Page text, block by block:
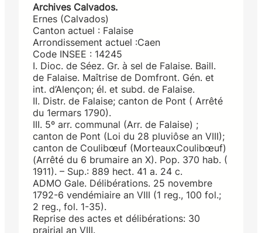
Archives Calvados.
Ernes (Calvados)
Canton actuel : Falaise
Arrondissement actuel :Caen
Code INSEE : 14245
I. Dioc. de Séez. Gr. à sel de Falaise. Baill.
de Falaise. Maîtrise de Domfront. Gén. et
int. d’Alençon; él. et subd. de Falaise.
II. Distr. de Falaise; canton de Pont ( Arrêté
du 1ermars 1790).
III. 5º arr. communal (Arr. de Falaise) ;
canton de Pont (Loi du 28 pluviôse an VIII);
canton de Coulibœuf (MorteauxCoulibœuf)
(Arrêté du 6 brumaire an X). Pop. 370 hab. (
1911). – Sup.: 889 hect. 41 a. 24 c.
ADMO Gale. Délibérations. 25 novembre
1792-6 vendémiaire an VIII (1 reg., 100 fol.;
2 reg., fol. 1-35).
Reprise des actes et délibérations: 30
prairial an VIII.